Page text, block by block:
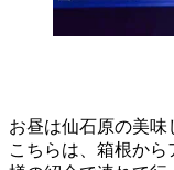
お昼は仙石原の美味
こちらは、箱根か